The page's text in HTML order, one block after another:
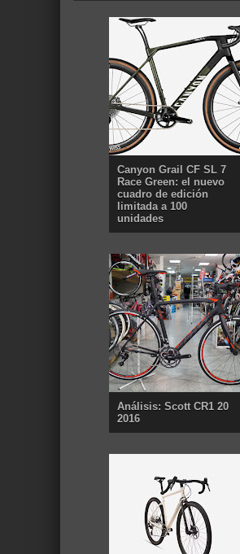
Canyon Grail CF SL 7
Race Green: el nuevo
cuadro de edición
limitada a 100
unidades
Análisis: Scott CR1 20
2016